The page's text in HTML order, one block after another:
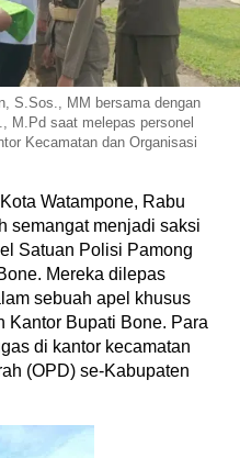
S.Sos., MM bersama dengan
M.Pd saat melepas personel
Kecamatan dan Organisasi
Watampone, Rabu
semangat menjadi saksi
Satuan Polisi Pamong
Mereka dilepas
sebuah apel khusus
Kantor Bupati Bone. Para
di kantor kecamatan
(OPD) se-Kabupaten